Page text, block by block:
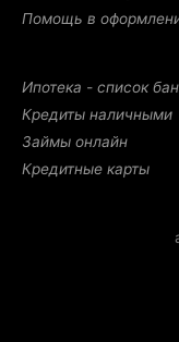
Помощь в
Ипотека - список
Кредиты наличными
Займы онлайн
Кредитные карты